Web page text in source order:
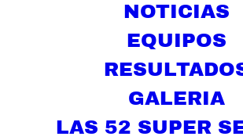
NOTICIAS
EQUIPOS
GALERIA
LAS 52 SUPER